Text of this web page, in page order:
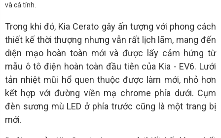
và cá tính.
Trong khi đó, Kia Cerato gây ấn tượng với phong cách
thiết kế thời thượng nhưng vẫn rất lịch lãm, mang đến
diện mạo hoàn toàn mới và được lấy cảm hứng từ
mẫu ô tô điện hoàn toàn đầu tiên của Kia - EV6. Lưới
tản nhiệt mũi hổ quen thuộc được làm mới, nhỏ hơn
kết hợp với đường viền mạ chrome phía dưới. Cụm
đèn sương mù LED ở phía trước cũng là một trang bị
mới.